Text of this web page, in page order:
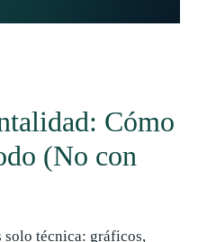
Cómo
(No con
solo técnica: gráficos,